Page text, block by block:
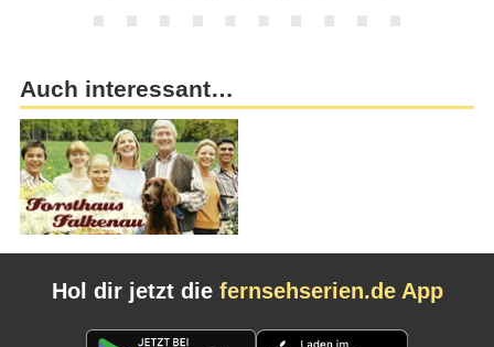
Auch interessant…
Hol dir jetzt die fernsehserien.de App